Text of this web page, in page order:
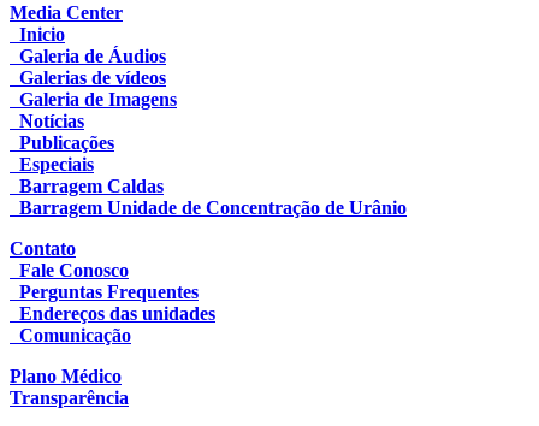
Media Center
Inicio
Galeria de Áudios
Galerias de vídeos
Galeria de Imagens
Notícias
Publicações
Especiais
Barragem Caldas
Barragem Unidade de Concentração de Urânio
Contato
Fale Conosco
Perguntas Frequentes
Endereços das unidades
Comunicação
Plano Médico
Transparência